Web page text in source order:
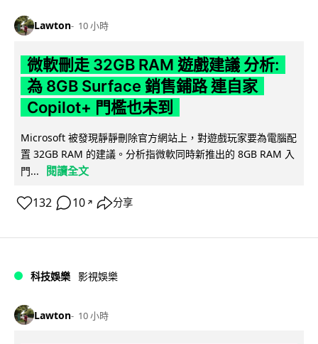
Lawton 10 小時
微軟刪走 32GB RAM 遊戲建議 分析:
為 8GB Surface 銷售鋪路 連自家
Copilot+ 門檻也未到
Microsoft 被發現靜靜刪除官方網站上，對遊戲玩家要為電腦配
置 32GB RAM 的建議。分析指微軟同時新推出的 8GB RAM 入
門...
閱讀全文
132 10 ↗ 分享
科技娛樂 影視娛樂
Lawton 10 小時